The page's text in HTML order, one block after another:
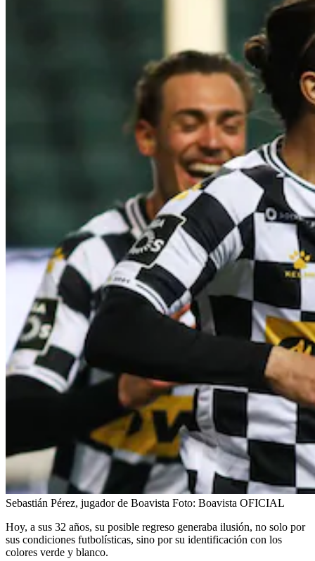
Sebastián Pérez, jugador de Boavista Foto: Boavista OFICIAL
Hoy, a sus 32 años, su posible regreso generaba ilusión, no solo por
sus condiciones futbolísticas, sino por su identificación con los
colores verde y blanco.